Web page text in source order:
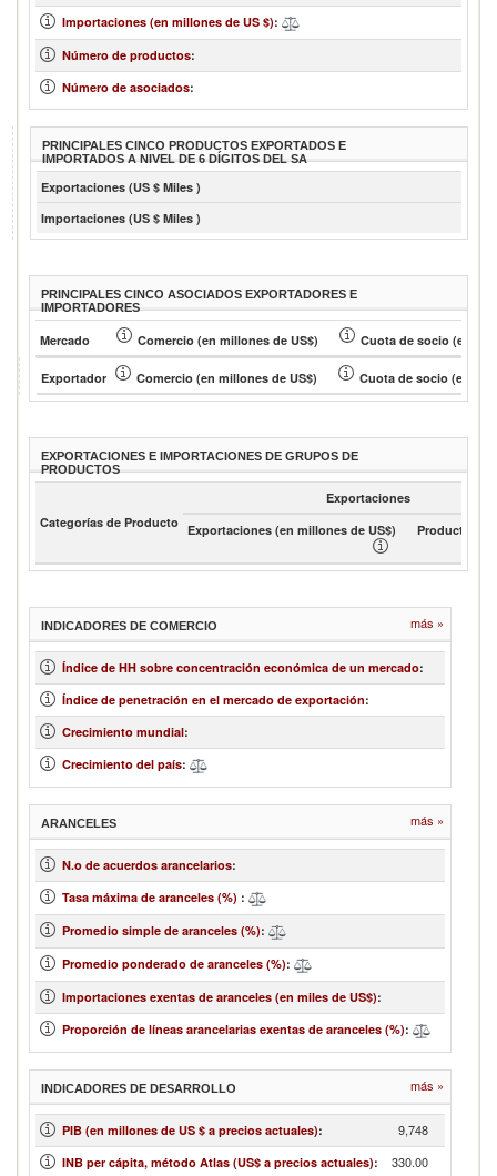
Importaciones (en millones de US $):
Número de productos:
Número de asociados:
PRINCIPALES CINCO PRODUCTOS EXPORTADOS E
IMPORTADOS A NIVEL DE 6 DÍGITOS DEL SA
Exportaciones (US $ Miles )
Importaciones (US $ Miles )
PRINCIPALES CINCO ASOCIADOS EXPORTADORES E
IMPORTADORES
Mercado Comercio (en millones de US$) Cuota de socio (en % )
Exportador Comercio (en millones de US$) Cuota de socio (en % )
EXPORTACIONES E IMPORTACIONES DE GRUPOS DE
PRODUCTOS
Categorías de Producto
Exportaciones
Exportaciones (en millones de US$)
Product
INDICADORES DE COMERCIO más »
Índice de HH sobre concentración económica de un mercado:
Índice de penetración en el mercado de exportación:
Crecimiento mundial:
Crecimiento del país:
ARANCELES más »
N.o de acuerdos arancelarios:
Tasa máxima de aranceles (%) :
Promedio simple de aranceles (%):
Promedio ponderado de aranceles (%):
Importaciones exentas de aranceles (en miles de US$):
Proporción de líneas arancelarias exentas de aranceles (%):
INDICADORES DE DESARROLLO más »
PIB (en millones de US $ a precios actuales): 9,748
INB per cápita, método Atlas (US$ a precios actuales): 330.00